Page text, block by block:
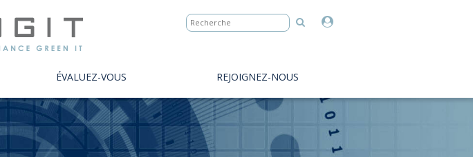
ÉVALUEZ-VOUS REJOIGNEZ-NOUS